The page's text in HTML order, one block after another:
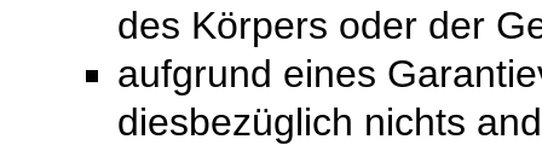
des Körpers oder der
aufgrund eines
diesbezüglich nichts